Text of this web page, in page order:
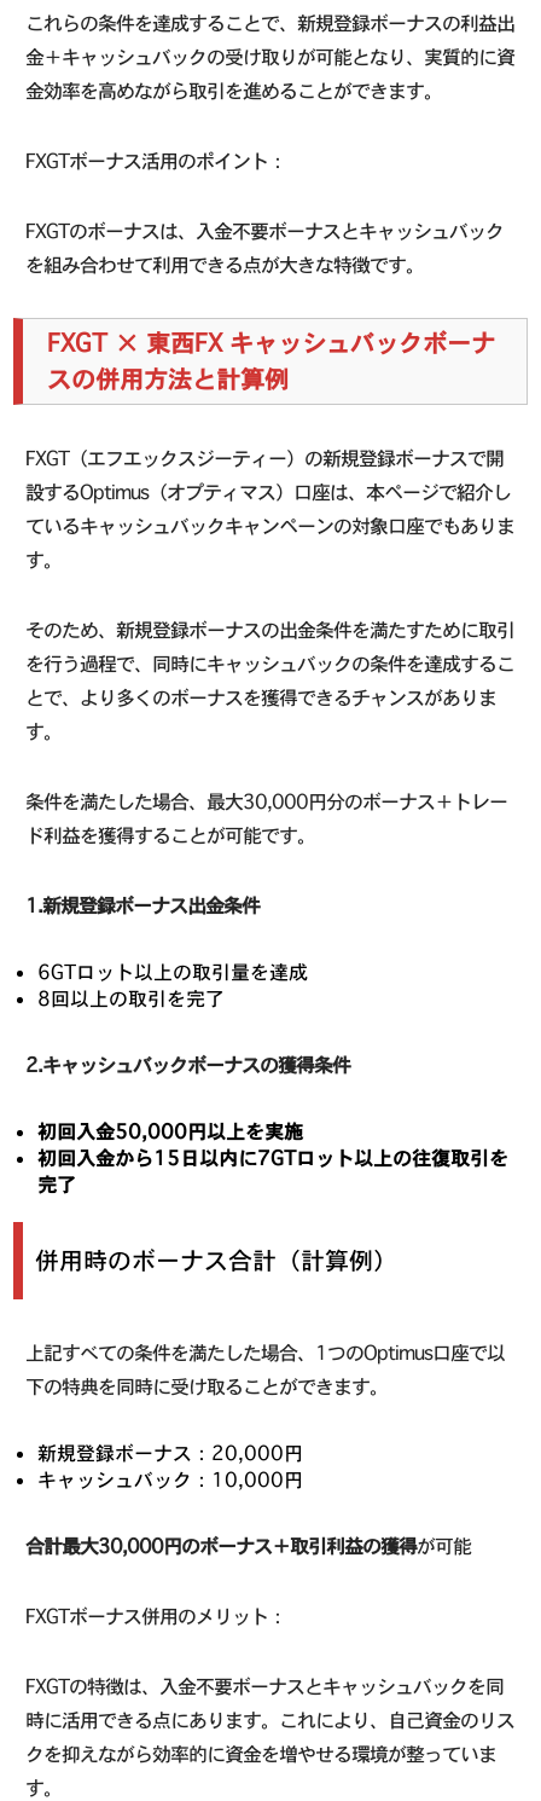
これらの条件を達成することで、新規登録ボーナスの利益出
金＋キャッシュバックの受け取りが可能となり、実質的に資
金効率を高めながら取引を進めることができます。
FXGTボーナス活用のポイント：
FXGTのボーナスは、入金不要ボーナスとキャッシュバック
を組み合わせて利用できる点が大きな特徴です。
FXGT × 東西FX キャッシュバックボーナ
スの併用方法と計算例
FXGT（エフエックスジーティー）の新規登録ボーナスで開
設するOptimus（オプティマス）口座は、本ページで紹介し
ているキャッシュバックキャンペーンの対象口座でもありま
す。
そのため、新規登録ボーナスの出金条件を満たすために取引
を行う過程で、同時にキャッシュバックの条件を達成するこ
とで、より多くのボーナスを獲得できるチャンスがありま
す。
条件を満たした場合、最大30,000円分のボーナス＋トレー
ド利益を獲得することが可能です。
1.新規登録ボーナス出金条件
6GTロット以上の取引量を達成
8回以上の取引を完了
2.キャッシュバックボーナスの獲得条件
初回入金50,000円以上を実施
初回入金から15日以内に7GTロット以上の往復取引を
完了
併用時のボーナス合計（計算例）
上記すべての条件を満たした場合、1つのOptimus口座で以
下の特典を同時に受け取ることができます。
新規登録ボーナス：20,000円
キャッシュバック：10,000円
合計最大30,000円のボーナス＋取引利益の獲得が可能
FXGTボーナス併用のメリット：
FXGTの特徴は、入金不要ボーナスとキャッシュバックを同
時に活用できる点にあります。これにより、自己資金のリス
クを抑えながら効率的に資金を増やせる環境が整っていま
す。